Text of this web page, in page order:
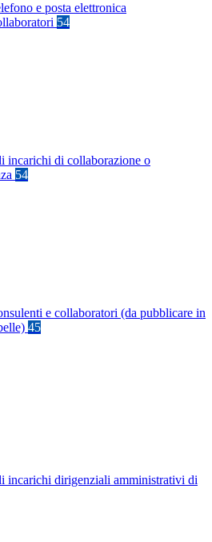
e posta elettronica
54
incarichi di collaborazione o
54
e collaboratori (da pubblicare in
45
incarichi dirigenziali amministrativi di